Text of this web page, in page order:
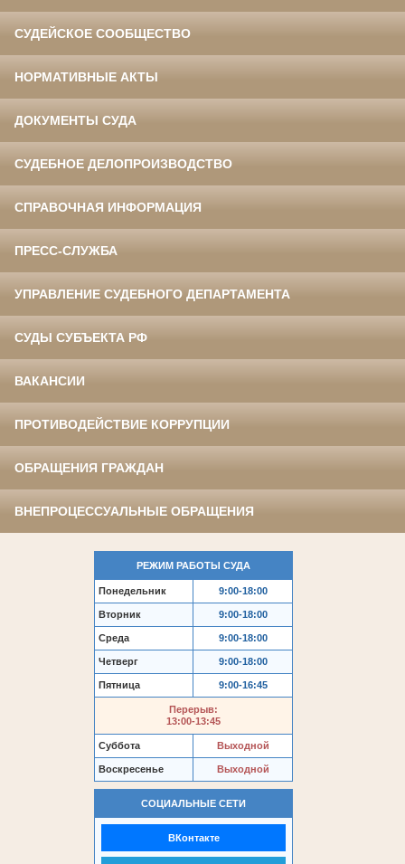
СУДЕЙСКОЕ СООБЩЕСТВО
НОРМАТИВНЫЕ АКТЫ
ДОКУМЕНТЫ СУДА
СУДЕБНОЕ ДЕЛОПРОИЗВОДСТВО
СПРАВОЧНАЯ ИНФОРМАЦИЯ
ПРЕСС-СЛУЖБА
УПРАВЛЕНИЕ СУДЕБНОГО ДЕПАРТАМЕНТА
СУДЫ СУБЪЕКТА РФ
ВАКАНСИИ
ПРОТИВОДЕЙСТВИЕ КОРРУПЦИИ
ОБРАЩЕНИЯ ГРАЖДАН
ВНЕПРОЦЕССУАЛЬНЫЕ ОБРАЩЕНИЯ
РЕЖИМ РАБОТЫ СУДА
Понедельник 9:00-18:00
Вторник 9:00-18:00
Среда 9:00-18:00
Четверг 9:00-18:00
Пятница 9:00-16:45
Перерыв:
13:00-13:45
Суббота Выходной
Воскресенье Выходной
СОЦИАЛЬНЫЕ СЕТИ
ВКонтакте